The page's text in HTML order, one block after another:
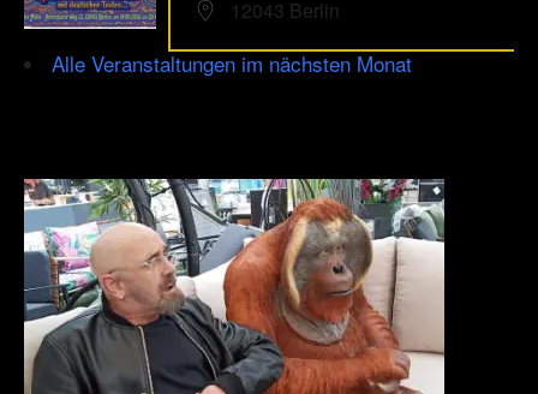
12043 Berlin
Alle Veranstaltungen im nächsten Monat